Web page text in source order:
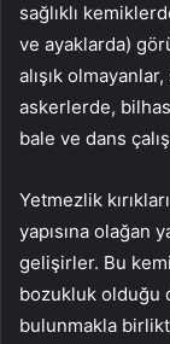
sağlıklı
ve ayaklarda)
alışık
askerlerde,
bale ve dans
Yetmezlik
yapısına olağan
gelişirler. Bu
bozukluk olduğu
bulunmakla